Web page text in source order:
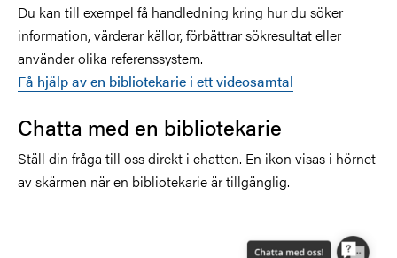
Du kan till exempel få handledning kring hur du söker
information, värderar källor, förbättrar sökresultat eller
använder olika referenssystem.
Få hjälp av en bibliotekarie i ett videosamtal
Chatta med en bibliotekarie
Ställ din fråga till oss direkt i chatten. En ikon visas i hörnet
av skärmen när en bibliotekarie är tillgänglig.